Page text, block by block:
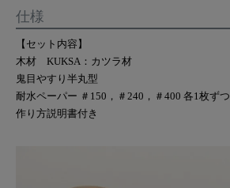
仕様
【セット内容】
木材 KUKSA：カツラ材
鬼目やすり半丸型
耐水ペーパー ＃150，＃240，＃400 各1枚ずつ
作り方説明書付き